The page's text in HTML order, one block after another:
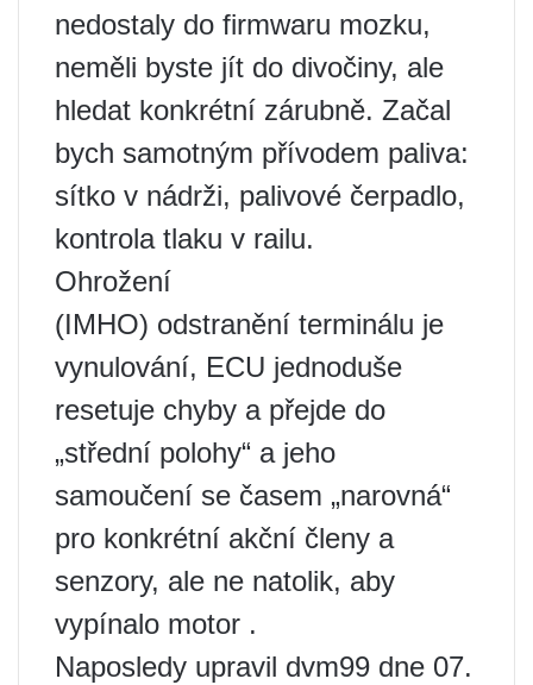
nedostaly do firmwaru mozku,
neměli byste jít do divočiny, ale
hledat konkrétní zárubně. Začal
bych samotným přívodem paliva:
sítko v nádrži, palivové čerpadlo,
kontrola tlaku v railu.
Ohrožení
(IMHO) odstranění terminálu je
vynulování, ECU jednoduše
resetuje chyby a přejde do
„střední polohy“ a jeho
samoučení se časem „narovná“
pro konkrétní akční členy a
senzory, ale ne natolik, aby
vypínalo motor .
Naposledy upravil dvm99 dne 07.